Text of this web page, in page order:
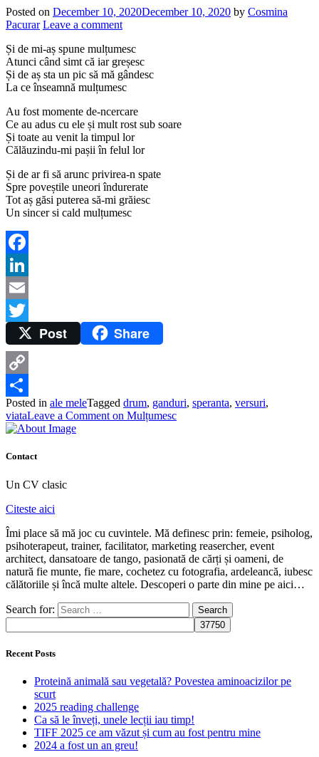
Posted on December 10, 2020December 10, 2020 by Cosmina
Pacurar Leave a comment
Și de mi-aș spune mulțumesc
Atunci când simt că iar greșesc
Și de aș sta un pic să mă gândesc
La ce înseamnă mulțumesc
Au fost momente de-ncercare
Ce au adus cu ele și mult rost sub soare
Și toate au venit la timpul lor
Călăuzindu-mi pașii în felul lor
Și de ar fi să arunc privirea-n spate
Spre poveștile uneori îndurerate
Tot aș găsi puterea să-mi grăiesc
Un sincer si cald mulțumesc
Facebook
LinkedIn
Email
Twitter
Post Share
Copy
Link
Share
Posted in ale meleTagged drum, ganduri, speranta, versuri,
viataLeave a Comment on Mulțumesc
Contact
Un CV clasic
Citeste aici
Îmi place să mă joc cu cuvintele. Mă definesc prin: femeie, psiholog,
psihoterapeut, trainer, facilitator, marketing reasercher, event
architect, dansatoare de tango, pasionată de cărți și oameni, de
natură fie munte, fie mare, cochetez cu fotografia, ardeleancă, iubesc
călătoriile și încă multe altele. Descoperi o parte din mine pe aici…
Search for:
Recent Posts
Proteină animală sau vegetală? Povestea aminoacizilor pe
scurt
2025 reading challenge
Ca să le înveți, unele lecții iau timp!
TIFF 2025 ce am văzut și cum au fost pentru mine
2024 a fost un an greu!